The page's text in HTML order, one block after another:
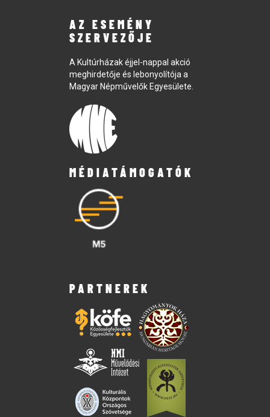
AZ ESEMÉNY
SZERVEZŐJE
A Kultúrházak éjjel-nappal akció
meghirdetője és lebonyolítója a
Magyar Népművelők Egyesülete.
MÉDIATÁMOGATÓK
PARTNEREK